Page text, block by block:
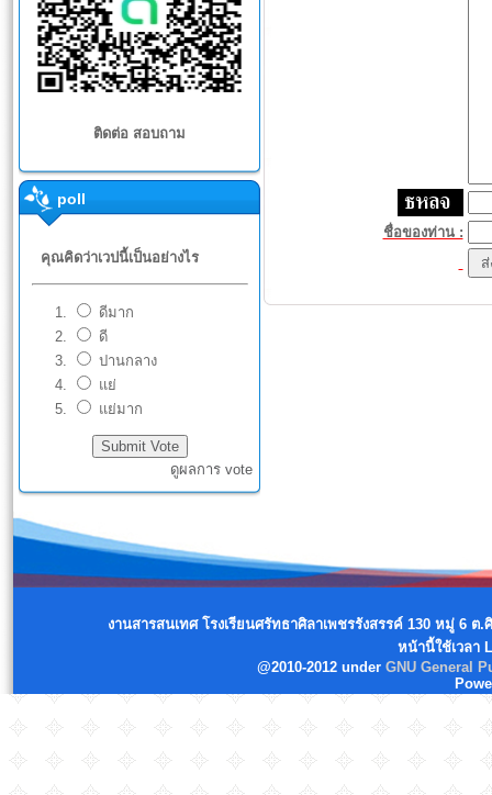
ติดต่อ สอบถาม
poll
คุณคิดว่าเวปนี้เป็นอย่างไร
ดีมาก
ดี
ปานกลาง
แย่
แย่มาก
ดูผลการ vote
ชื่อของท่าน :
งานสารสนเทศ โรงเรียนศรัทธาศิลาเพชรรังสรรค์ 130 หมู่ 6
หน้านี้ใช้เวลา
@2010-2012 under GNU General